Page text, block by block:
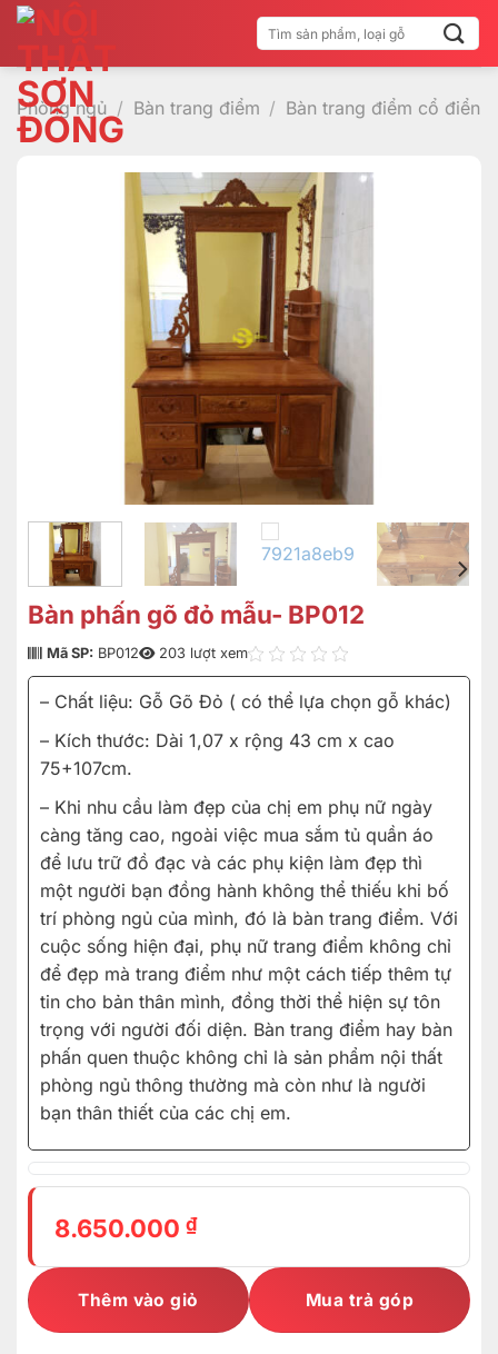
Bỏ
qua
nội
dung
Tìm
kiếm:
Phòng ngủ / Bàn trang điểm / Bàn trang điểm cổ điển
Bàn phấn gõ đỏ mẫu- BP012
Mã SP: BP012 203 lượt xem
– Chất liệu: Gỗ Gõ Đỏ ( có thể lựa chọn gỗ khác)
– Kích thước: Dài 1,07 x rộng 43 cm x cao
75+107cm.
– Khi nhu cầu làm đẹp của chị em phụ nữ ngày
càng tăng cao, ngoài việc mua sắm tủ quần áo
để lưu trữ đồ đạc và các phụ kiện làm đẹp thì
một người bạn đồng hành không thể thiếu khi bố
trí phòng ngủ của mình, đó là bàn trang điểm. Với
cuộc sống hiện đại, phụ nữ trang điểm không chỉ
để đẹp mà trang điểm như một cách tiếp thêm tự
tin cho bản thân mình, đồng thời thể hiện sự tôn
trọng với người đối diện. Bàn trang điểm hay bàn
phấn quen thuộc không chỉ là sản phẩm nội thất
phòng ngủ thông thường mà còn như là người
bạn thân thiết của các chị em.
8.650.000 ₫
Thêm vào giỏ Mua trả góp